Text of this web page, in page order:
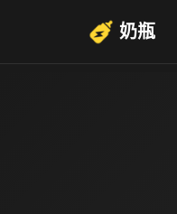
奶瓶